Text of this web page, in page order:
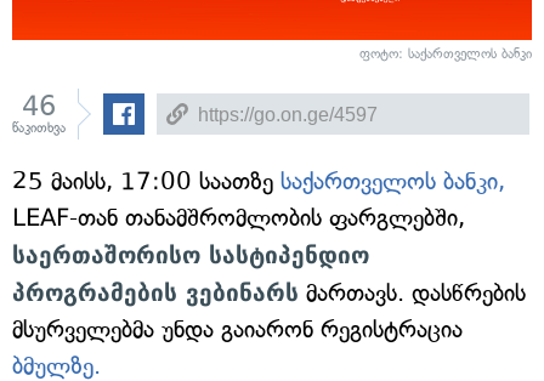
ფოტო: საქართველოს ბანკი
46
წაკითხვა
25 მაისს, 17:00 საათზე საქართველოს ბანკი,
LEAF-თან თანამშრომლობის ფარგლებში,
საერთაშორისო სასტიპენდიო
პროგრამების ვებინარს მართავს. დასწრების
მსურველებმა უნდა გაიარონ რეგისტრაცია
ბმულზე.